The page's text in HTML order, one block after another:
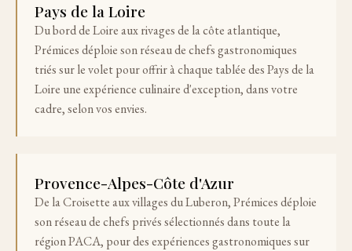
Pays de la Loire
Du bord de Loire aux rivages de la côte atlantique,
Prémices déploie son réseau de chefs gastronomiques
triés sur le volet pour offrir à chaque tablée des Pays de la
Loire une expérience culinaire d'exception, dans votre
cadre, selon vos envies.
Provence-Alpes-Côte d'Azur
De la Croisette aux villages du Luberon, Prémices déploie
son réseau de chefs privés sélectionnés dans toute la
région PACA, pour des expériences gastronomiques sur